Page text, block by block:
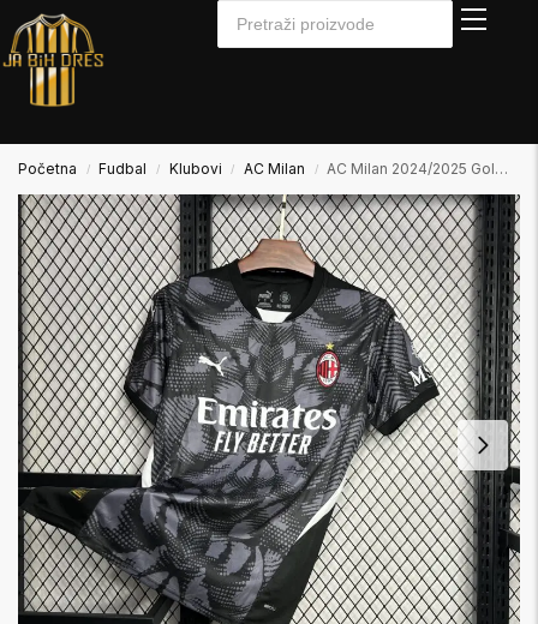
Početna / Fudbal / Klubovi / AC Milan / AC Milan 2024/2025 Golmanski Dres